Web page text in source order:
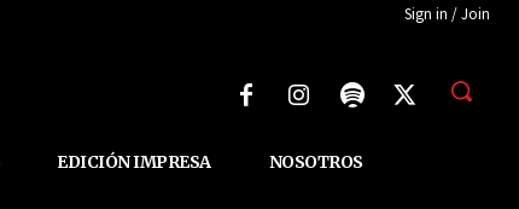
Sign in / Join
EDICIÓN IMPRESA NOSOTROS